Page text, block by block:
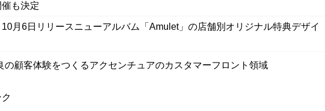
も決定
月6日リリースニューアルバム「Amulet」の店舗別オリジナル特典デザイ
の顧客体験をつくるアクセンチュアのカスタマーフロント領域